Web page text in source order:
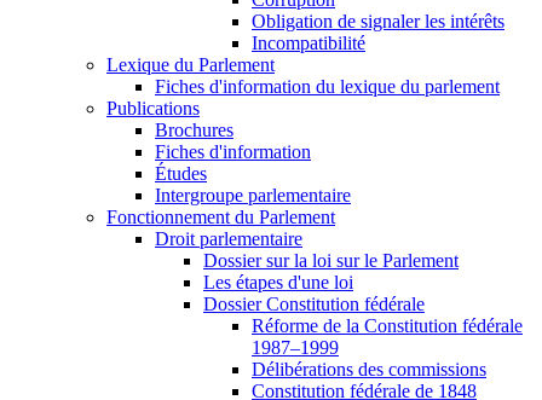
Obligation de signaler les intérêts
Incompatibilité
Lexique du Parlement
Fiches d'information du lexique du parlement
Publications
Brochures
Fiches d'information
Études
Intergroupe parlementaire
Fonctionnement du Parlement
Droit parlementaire
Dossier sur la loi sur le Parlement
Les étapes d'une loi
Dossier Constitution fédérale
Réforme de la Constitution fédérale
1987–1999
Délibérations des commissions
Constitution fédérale de 1848